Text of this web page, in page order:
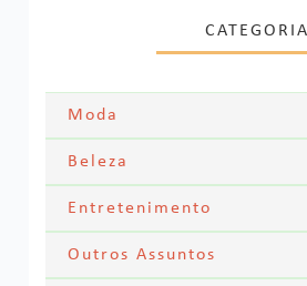
Moda
Moda Festa
Acessórios
Looks dos famosos
Beleza
Skincare
Cabelos
Entretenimento
Filmes
Outros Assuntos